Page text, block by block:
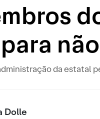
da estatal
Dolle